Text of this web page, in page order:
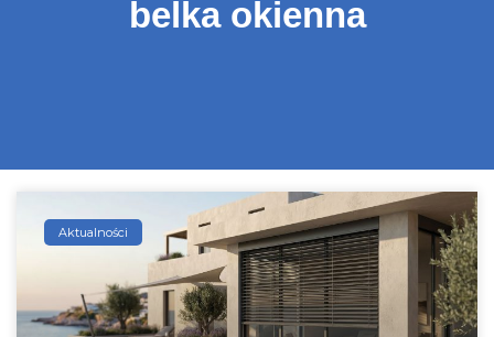
belka okienna
Aktualności